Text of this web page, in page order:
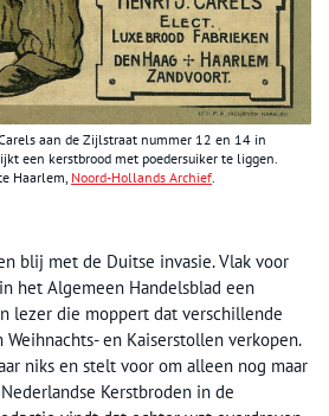
aan de Zijlstraat nummer 12 en 14 in
een kerstbrood met poedersuiker te liggen.
Haarlem, Noord-Hollands Archief
blij met de Duitse invasie. Vlak voor
het Algemeen Handelsblad een
lezer die moppert dat verschillende
en Kaiserstollen verkopen.
niks en stelt voor om alleen nog maar
Kerstbroden in de